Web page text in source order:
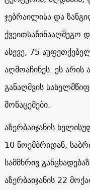
ჯებრაილისა და
ქვეითსაწინააღმეგო
ასევე, 75
აღმოაჩინეს. ეს არის
განაღმვის
მონაცემები.
აზერბაიჯანის
10 ნოემბრიდან,
სამმხრივ
აზერბაიჯანის 22